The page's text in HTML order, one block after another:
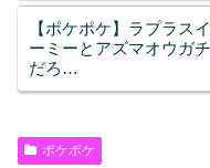
【ポケポケ】ラプラス
ーミーとアズマオウガ
だろ…
ポケポケ